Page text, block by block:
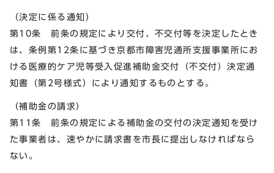
（決定に係る通知）
第10条 前条の規定により交付、不交付等を決定したとき
は、条例第12条に基づき京都市障害児通所支援事業所にお
ける医療的ケア児等受入促進補助金交付（不交付）決定通
知書（第2号様式）により通知するものとする。
（補助金の請求）
第11条 前条の規定による補助金の交付の決定通知を受け
た事業者は、速やかに請求書を市長に提出しなければなら
ない。